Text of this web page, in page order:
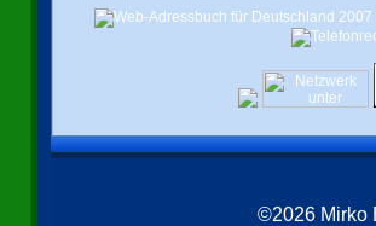
©2026 Mirko